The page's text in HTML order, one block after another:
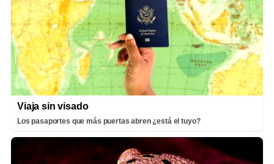
Viaja sin visado
Los pasaportes que más puertas abren ¿está el tuyo?